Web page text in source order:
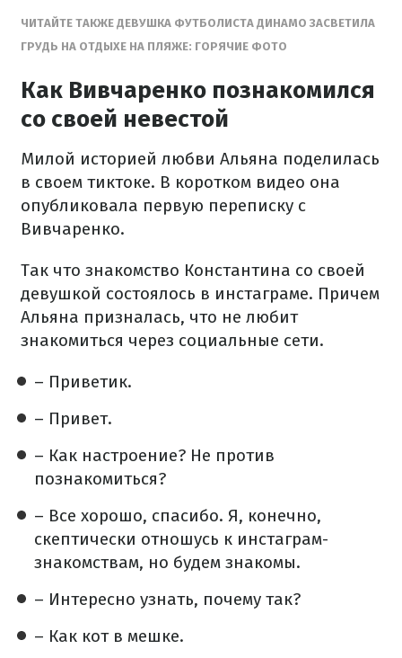
ЧИТАЙТЕ ТАКЖЕ ДЕВУШКА ФУТБОЛИСТА ДИНАМО ЗАСВЕТИЛА
ГРУДЬ НА ОТДЫХЕ НА ПЛЯЖЕ: ГОРЯЧИЕ ФОТО
Как Вивчаренко познакомился
со своей невестой
Милой историей любви Альяна поделилась
в своем тиктоке. В коротком видео она
опубликовала первую переписку с
Вивчаренко.
Так что знакомство Константина со своей
девушкой состоялось в инстаграме. Причем
Альяна призналась, что не любит
знакомиться через социальные сети.
– Приветик.
– Привет.
– Как настроение? Не против
познакомиться?
– Все хорошо, спасибо. Я, конечно,
скептически отношусь к инстаграм-
знакомствам, но будем знакомы.
– Интересно узнать, почему так?
– Как кот в мешке.